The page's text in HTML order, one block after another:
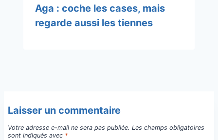
Aga : coche les cases, mais
regarde aussi les tiennes
Laisser un commentaire
Votre adresse e-mail ne sera pas publiée. Les champs obligatoires
sont indiqués avec *